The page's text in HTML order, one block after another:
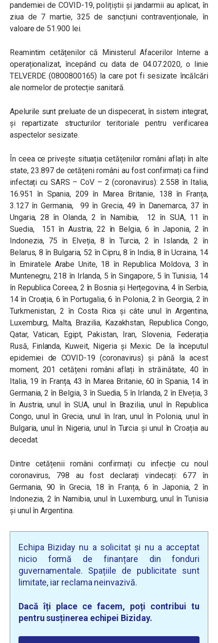
pandemiei de COVID-19, polițiștii și jandarmii au aplicat, în
ziua de 7 martie, 325 de sancțiuni contravenționale, în
valoare de 51.900 lei.
Reamintim cetățenilor că Ministerul Afacerilor Interne a
operaționalizat, începând cu data de 04.07.2020, o linie
TELVERDE (0800800165) la care pot fi sesizate încălcări
ale normelor de protecție sanitară.
Apelurile sunt preluate de un dispecerat, în sistem integrat,
și repartizate structurilor teritoriale pentru verificarea
aspectelor sesizate.
În ceea ce privește situația cetățenilor români aflați în alte
state, 23.897 de cetățeni români au fost confirmați ca fiind
infectați cu SARS – CoV – 2 (coronavirus): 2.558 în Italia,
16.951 în Spania, 209 în Marea Britanie, 138 în Franța,
3.127 în Germania, 99 în Grecia, 49 în Danemarca, 37 în
Ungaria, 28 în Olanda, 2 în Namibia, 12 în SUA, 11 în
Suedia, 151 în Austria, 22 în Belgia, 6 în Japonia, 2 în
Indonezia, 75 în Elveția, 8 în Turcia, 2 în Islanda, 2 în
Belarus, 8 în Bulgaria, 52 în Cipru, 8 în India, 8 în Ucraina, 14
în Emiratele Arabe Unite, 18 în Republica Moldova, 3 în
Muntenegru, 218 în Irlanda, 5 în Singapore, 5 în Tunisia, 14
în Republica Coreea, 2 în Bosnia și Herțegovina, 4 în Serbia,
14 în Croația, 6 în Portugalia, 6 în Polonia, 2 în Georgia, 2 în
Turkmenistan, 2 în Costa Rica și câte unul în Argentina,
Luxemburg, Malta, Brazilia, Kazakhstan, Republica Congo,
Qatar, Vatican, Egipt, Pakistan, Iran, Slovenia, Federația
Rusă, Finlanda, Kuweit, Nigeria și Mexic. De la începutul
epidemiei de COVID-19 (coronavirus) și până la acest
moment, 201 cetățeni români aflați în străinătate, 40 în
Italia, 19 în Franța, 43 în Marea Britanie, 60 în Spania, 14 în
Germania, 2 în Belgia, 3 în Suedia, 5 în Irlanda, 2 în Elveția, 3
în Austria, unul în SUA, unul în Brazilia, unul în Republica
Congo, unul în Grecia, unul în Iran, unul în Polonia, unul în
Bulgaria, unul în Nigeria, unul în Turcia și unul în Croația au
decedat.
Dintre cetățenii români confirmați cu infecție cu noul
coronavirus, 798 au fost declarați vindecați: 677 în
Germania, 90 în Grecia, 18 în Franța, 6 în Japonia, 2 în
Indonezia, 2 în Namibia, unul în Luxemburg, unul în Tunisia
și unul în Argentina.
Echipa Biziday nu a solicitat și nu a acceptat
nicio formă de finanțare din fonduri
guvernamentale. Spațiile de publicitate sunt
limitate, iar reclama neinvazivă.
Dacă îți place ce facem, poți contribui tu
pentru susținerea echipei Biziday.